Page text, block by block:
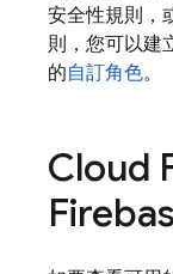
安全性規則，
則，您可以建
的自訂角色。
Cloud